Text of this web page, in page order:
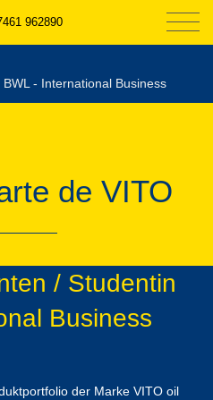
962890
- International Business
de VITO
/ Studentin
Business
der Marke VITO oil